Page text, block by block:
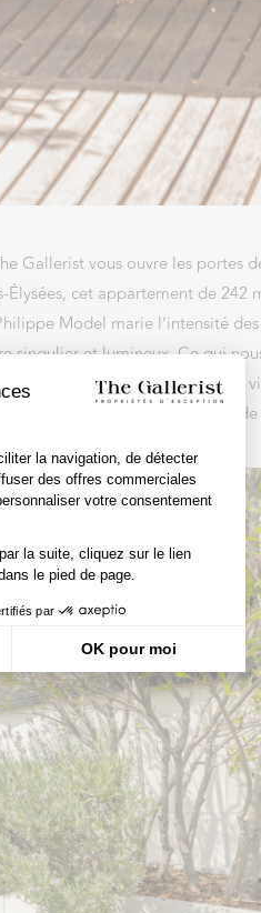
Gallerist vous ouvre les portes
cet appartement de 242
Model marie l’intensité des
singulier et lumineux. Ce qui
à l’abri de l’agitation de la
ou toute demande de